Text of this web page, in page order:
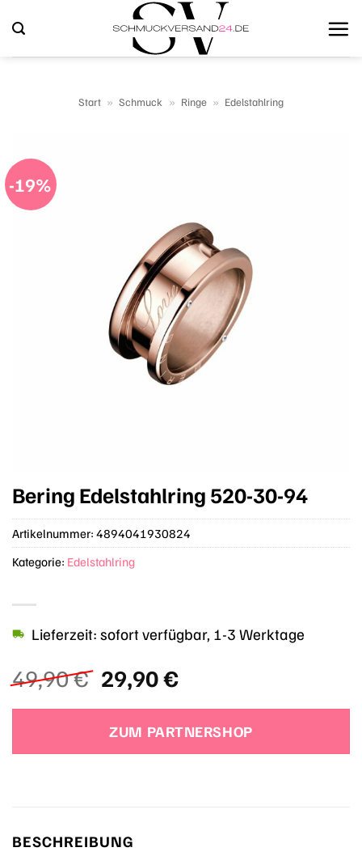
Inhalt
springen
Start » Schmuck » Ringe » Edelstahlring
-19%
Bering Edelstahlring 520-30-94
49,90€ Ursprünglicher
Preis
war:
49,90 €
29,90€Aktueller
ist:
29,90 €.
Lieferzeit: sofort verfügbar, 1-3 Werktage
ZUM PARTNERSHOP
Artikelnummer: 4894041930824
Kategorie: Edelstahlring
BESCHREIBUNG